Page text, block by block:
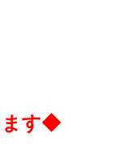
ます◆